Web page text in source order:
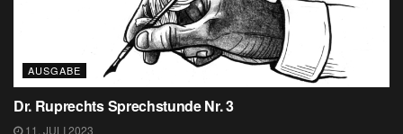
AUSGABE
Dr. Ruprechts Sprechstunde Nr. 3
11. JULI 2023